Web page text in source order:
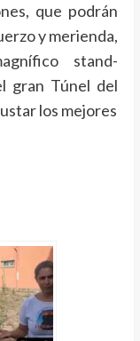
que podrán
y merienda,
stand-
gran Túnel del
los mejores